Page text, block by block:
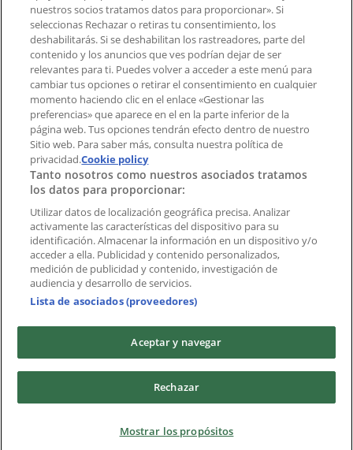
¿Encontraste un problema en la web o en la
aplicación?
Índices
Marcas
Marcas locales
Negocios
Negocios cercanos
Productos
Productos locales
Ciudades
Descargar la APP Tiendeo
Copyright © Tiendeo ® 2026 · Shopfully Marketing S.L.U. –
Términos y condicionesPolítica de privacidad
nuestros socios tratamos datos para proporcionar». Si
seleccionas Rechazar o retiras tu consentimiento, los
deshabilitarás. Si se deshabilitan los rastreadores, parte del
contenido y los anuncios que ves podrían dejar de ser
relevantes para ti. Puedes volver a acceder a este menú para
cambiar tus opciones o retirar el consentimiento en cualquier
momento haciendo clic en el enlace «Gestionar las
preferencias» que aparece en el en la parte inferior de la
página web. Tus opciones tendrán efecto dentro de nuestro
Sitio web. Para saber más, consulta nuestra política de
privacidad.Cookie policy
Tanto nosotros como nuestros asociados tratamos
los datos para proporcionar:
Utilizar datos de localización geográfica precisa. Analizar
activamente las características del dispositivo para su
identificación. Almacenar la información en un dispositivo y/o
acceder a ella. Publicidad y contenido personalizados,
medición de publicidad y contenido, investigación de
audiencia y desarrollo de servicios.
Lista de asociados (proveedores)
Aceptar y navegar
Rechazar
Mostrar los propósitos